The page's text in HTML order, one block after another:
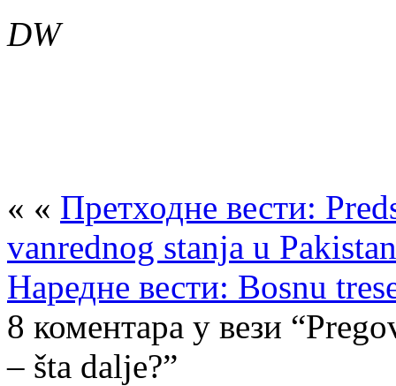
DW
« « Претходне вести:
vanrednog stanja u
Наредне вести: Bosnu
8 коментара у вези
– šta dalje?”